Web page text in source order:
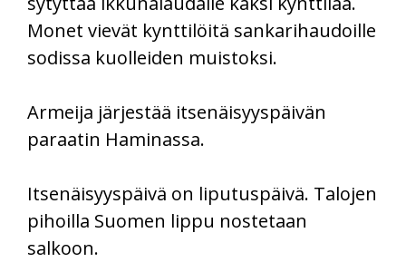
Monet vievät kynttilöitä sankarihaudoille
sodissa kuolleiden muistoksi.
Armeija järjestää itsenäisyyspäivän
paraatin Haminassa.
Itsenäisyyspäivä on liputuspäivä. Talojen
pihoilla Suomen lippu nostetaan
salkoon.